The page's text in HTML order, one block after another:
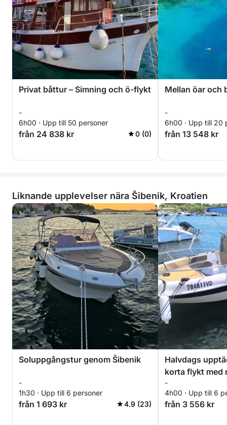
Privat båttur – Simning och ö-flykt
-
6h00 · Upp till 50 personer
från 24 838 kr 0 (0)
Mellan öar och
-
6h00 · Upp till 20
från 13 548 kr
Liknande upplevelser nära Šibenik, Kroatien
Soluppgångstur genom Šibenik
-
1h30 · Upp till 6 personer
från 1 693 kr 4.9 (23)
Halvdags
korta flykt med
-
4h00 · Upp till 6
från 3 556 kr